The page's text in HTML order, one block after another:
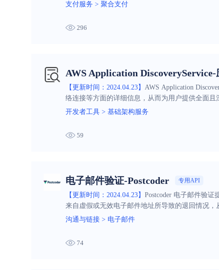
支付服务 > 聚合支付
296
AWS Application
【更新时间：2024.04.23】 AWS Application
络连接等方面的详细信息，从而为用户提供全面
开发者工具 > 基础架构服务
59
电子邮件验证-Postcoder 专用API
【更新时间：2024.04.23】 Postcoder 电子邮件验
来自虚假或无效电子邮件地址所导致的退回情况
沟通与链接 > 电子邮件
74